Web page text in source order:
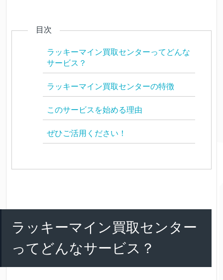
目次
ラッキーマイン買取センターってどんな
サービス？
ラッキーマイン買取センターの特徴
このサービスを始める理由
ぜひご活用ください！
ラッキーマイン買取センター
ってどんなサービス？